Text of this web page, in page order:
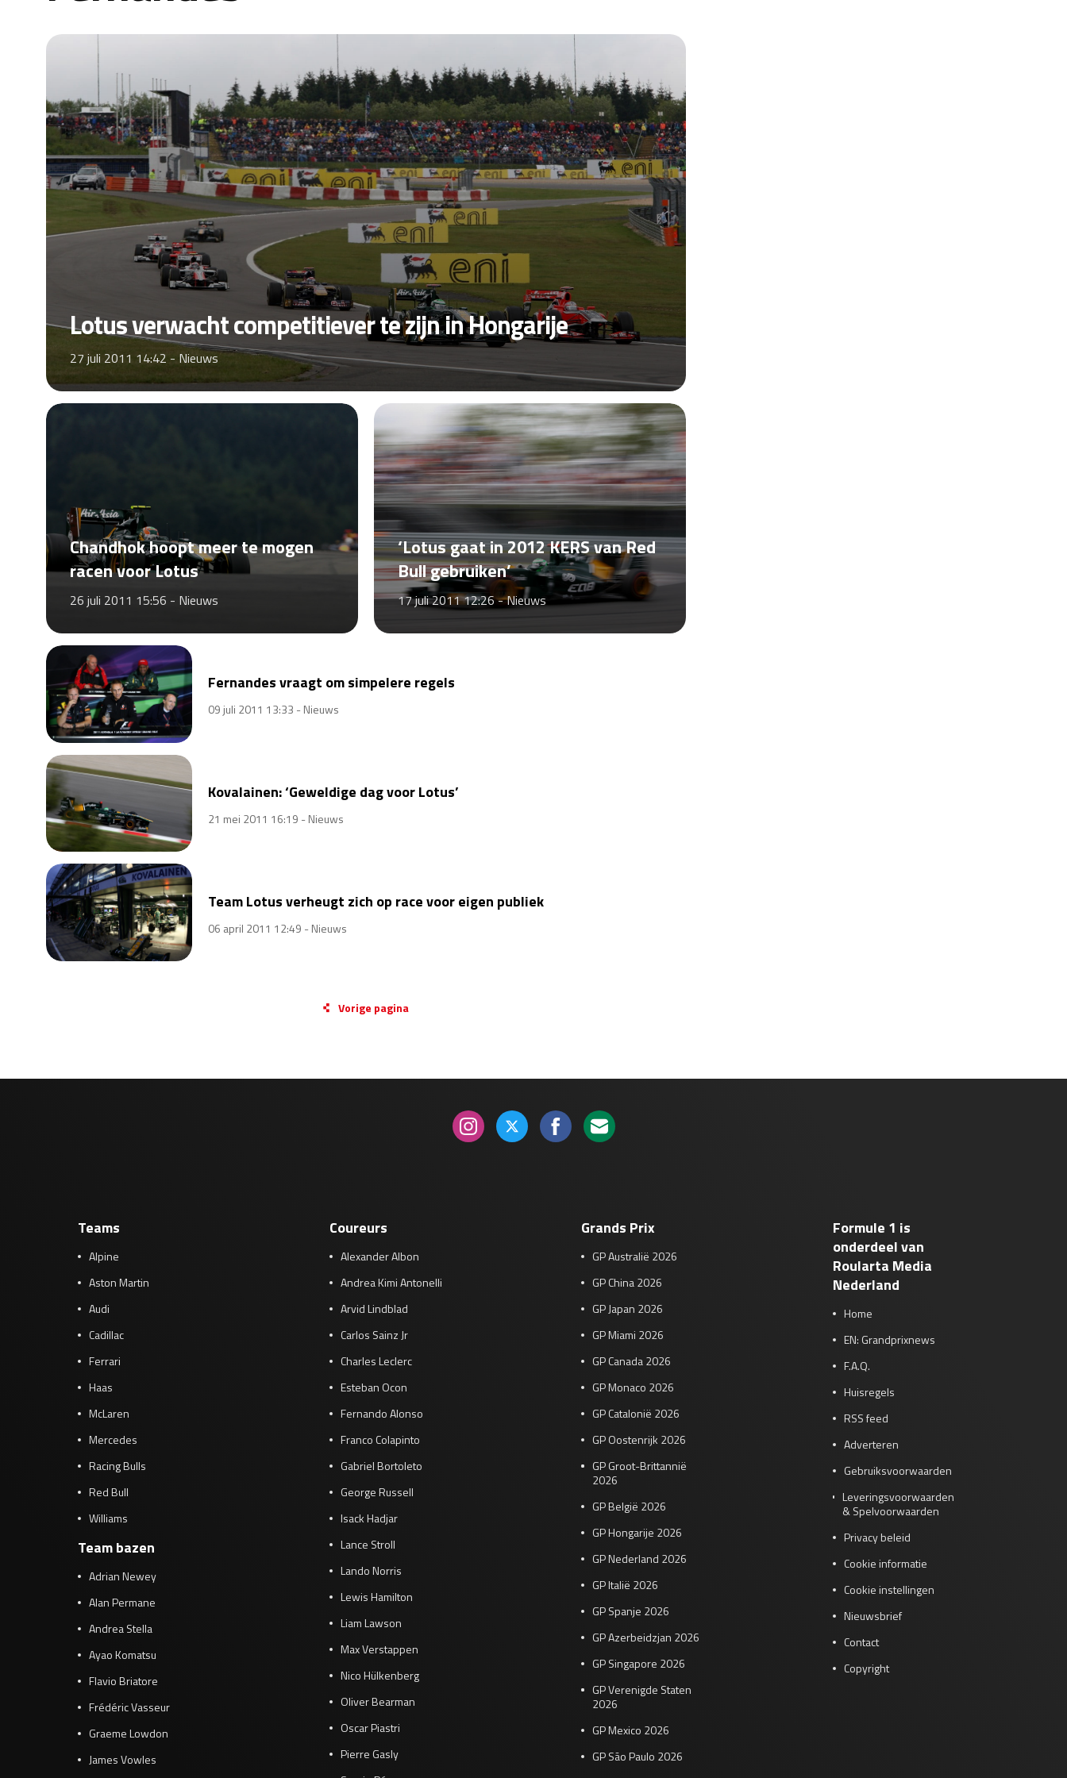
Lotus verwacht competitiever te zijn in Hongarije
27 juli 2011 14:42 - Nieuws
Chandhok hoopt meer te mogen
racen voor Lotus
26 juli 2011 15:56 - Nieuws
‘Lotus gaat in 2012 KERS van Red
Bull gebruiken’
17 juli 2011 12:26 -Nieuws
Fernandes vraagt om simpelere regels
09 juli 2011 13:33 -Nieuws
Kovalainen: ‘Geweldige dag voor Lotus’
21 mei 2011 16:19 -Nieuws
Team Lotus verheugt zich op race voor eigen publiek
06 april 2011 12:49 -Nieuws
Vorige pagina
Teams
Alpine
Aston Martin
Audi
Cadillac
Ferrari
Haas
McLaren
Mercedes
Racing Bulls
Red Bull
Williams
Team bazen
Adrian Newey
Alan Permane
Andrea Stella
Ayao Komatsu
Flavio Briatore
Frédéric Vasseur
Graeme Lowdon
James Vowles
Coureurs
Alexander Albon
Andrea Kimi Antonelli
Arvid Lindblad
Carlos Sainz Jr
Charles Leclerc
Esteban Ocon
Fernando Alonso
Franco Colapinto
Gabriel Bortoleto
George Russell
Isack Hadjar
Lance Stroll
Lando Norris
Lewis Hamilton
Liam Lawson
Max Verstappen
Nico Hülkenberg
Oliver Bearman
Oscar Piastri
Pierre Gasly
Grands Prix
GP Australië 2026
GP China 2026
GP Japan 2026
GP Miami 2026
GP Canada 2026
GP Monaco 2026
GP Catalonië 2026
GP Oostenrijk 2026
GP Groot-Brittannië
2026
GP België 2026
GP Hongarije 2026
GP Nederland 2026
GP Italië 2026
GP Spanje 2026
GP Azerbeidzjan 2026
GP Singapore 2026
GP Verenigde Staten
2026
GP Mexico 2026
GP São Paulo 2026
Formule 1 is
onderdeel van
Roularta Media
Nederland
Home
EN: Grandprixnews
F.A.Q.
Huisregels
RSS feed
Adverteren
Gebruiksvoorwaarden
Leveringsvoorwaarden
& Spelvoorwaarden
Privacy beleid
Cookie informatie
Cookie instellingen
Nieuwsbrief
Contact
Copyright